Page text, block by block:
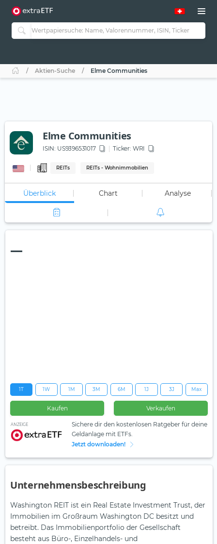
Aktien-Suche Elme Communities
Elme Communities
ISIN: US9396531017 Ticker: WRI
REITs REITs - Wohnimmobilien
Überblick Chart Analyse
—
1T 1W 1M 3M 6M 1J 3J Max
Kaufen Verkaufen
ANZEIGE
Sichere dir den kostenlosen Ratgeber für deine
Geldanlage mit ETFs.
Jetzt downloaden!
Unternehmensbeschreibung
Washington REIT ist ein Real Estate Investment Trust, der
Immobilien im Großraum Washington DC besitzt und
betreibt. Das Immobilienportfolio der Gesellschaft
besteht aus Büro-, Einzelhandels- und